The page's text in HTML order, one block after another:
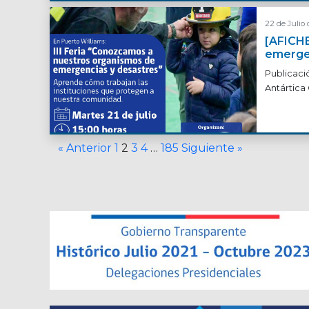
22 de Julio
Antártica
« Anterior 1 2 3 4 … 185 Siguiente »